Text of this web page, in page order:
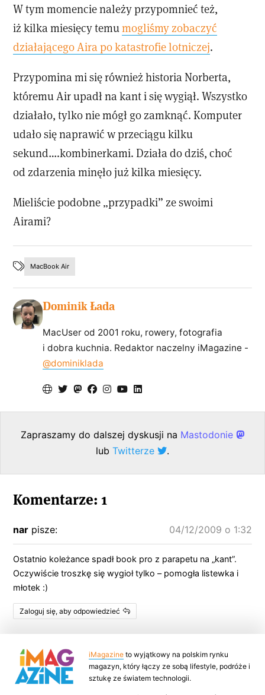
W tym momencie należy przypomnieć też,
iż kilka miesięcy temumogliśmy zobaczyć
działającego Aira po katastrofie lotniczej.
Przypomina mi się również historia Norberta,
któremu Air upadł na kant i się wygiął. Wszystko
działało, tylko nie mógł go zamknąć. Komputer
udało się naprawić w przeciągu kilku
sekund….kombinerkami. Działa do dziś, choć
od zdarzenia minęło już kilka miesięcy.
Mieliście podobne „przypadki” ze swoimi
Airami?
MacBook Air
Dominik Łada
MacUser od 2001 roku, rowery, fotografia
i dobra kuchnia. Redaktor naczelny iMagazine -
@dominiklada
Zapraszamy do dalszej dyskusji na Mastodonie
lub Twitterze .
Komentarze: 1
nar pisze: 04/12/2009 o 1:32
Ostatnio koleżance spadł book pro z parapetu na „kant”.
Oczywiście troszkę się wygioł tylko – pomogła listewka i
młotek :)
Zaloguj się, aby odpowiedzieć
iMagazine to wyjątkowy na polskim rynku
magazyn, który łączy ze sobą lifestyle, podróże i
sztukę ze światem technologii.